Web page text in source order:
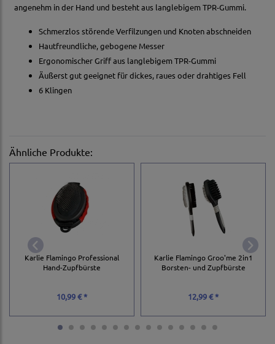
angenehm in der Hand und besteht aus langlebigem TPR-Gummi.
Schmerzlos störende Verfilzungen und Knoten abschneiden
Hautfreundliche, gebogene Messer
Ergonomischer Griff aus langlebigem TPR-Gummi
Äußerst gut geeignet für dickes, raues oder drahtiges Fell
6 Klingen
Ähnliche Produkte:
Karlie Flamingo Professional
Hand-Zupfbürste
10,99 € *
Karlie Flamingo Groo'me 2in1
Borsten- und Zupfbürste
12,99 € *